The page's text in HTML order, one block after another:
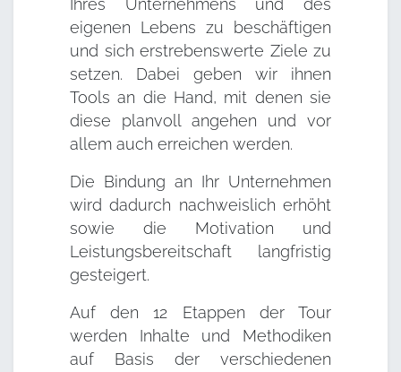
Ihres Unternehmens und des
eigenen Lebens zu beschäftigen
und sich erstrebenswerte Ziele zu
setzen. Dabei geben wir ihnen
Tools an die Hand, mit denen sie
diese planvoll angehen und vor
allem auch erreichen werden.
Die Bindung an Ihr Unternehmen
wird dadurch nachweislich erhöht
sowie die Motivation und
Leistungsbereitschaft langfristig
gesteigert.
Auf den 12 Etappen der Tour
werden Inhalte und Methodiken
auf Basis der verschiedenen